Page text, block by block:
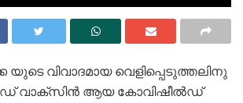
വിവാദമായ വെളിപ്പെടുത്തലിനു
വാക്‌സിൻ ആയ കോവിഷീൽഡ്